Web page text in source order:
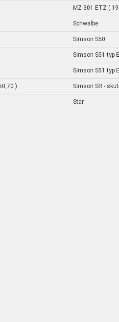
MZ 301 ETZ (
Schwalbe
Simson S50
Simson S51 typ
Simson S51 typ
) Simson SR -
Star